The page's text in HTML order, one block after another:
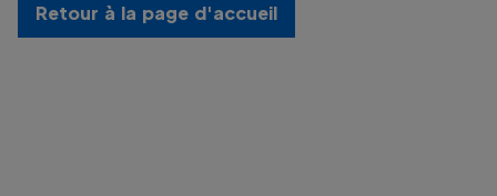
Retour à la page d'accueil